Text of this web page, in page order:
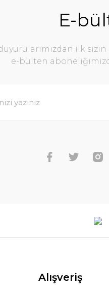
E-
ilk
e-bülten
Alışveriş